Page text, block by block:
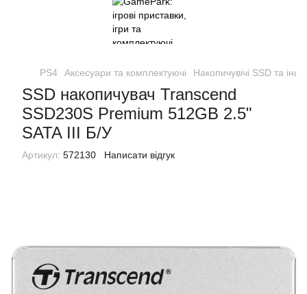
PS4 Аксесуари та комплектуючі Накопичувічі SSD та інше
SSD накопичувач Transcend
SSD230S Premium 512GB 2.5"
SATA III Б/У
Артикул: 572130 Написати відгук